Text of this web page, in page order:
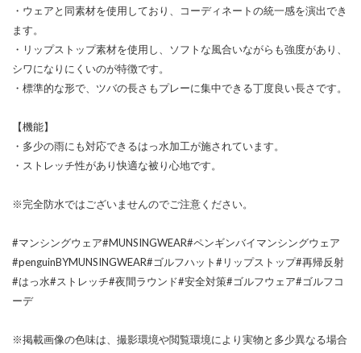
・ウェアと同素材を使用しており、コーディネートの統一感を演出でき
ます。
・リップストップ素材を使用し、ソフトな風合いながらも強度があり、
シワになりにくいのが特徴です。
・標準的な形で、ツバの長さもプレーに集中できる丁度良い長さです。
【機能】
・多少の雨にも対応できるはっ水加工が施されています。
・ストレッチ性があり快適な被り心地です。
※完全防水ではございませんのでご注意ください。
#マンシングウェア#MUNSINGWEAR#ペンギンバイマンシングウェア
#penguinBYMUNSINGWEAR#ゴルフハット#リップストップ#再帰反射
#はっ水#ストレッチ#夜間ラウンド#安全対策#ゴルフウェア#ゴルフコ
ーデ
※掲載画像の色味は、撮影環境や閲覧環境により実物と多少異なる場合